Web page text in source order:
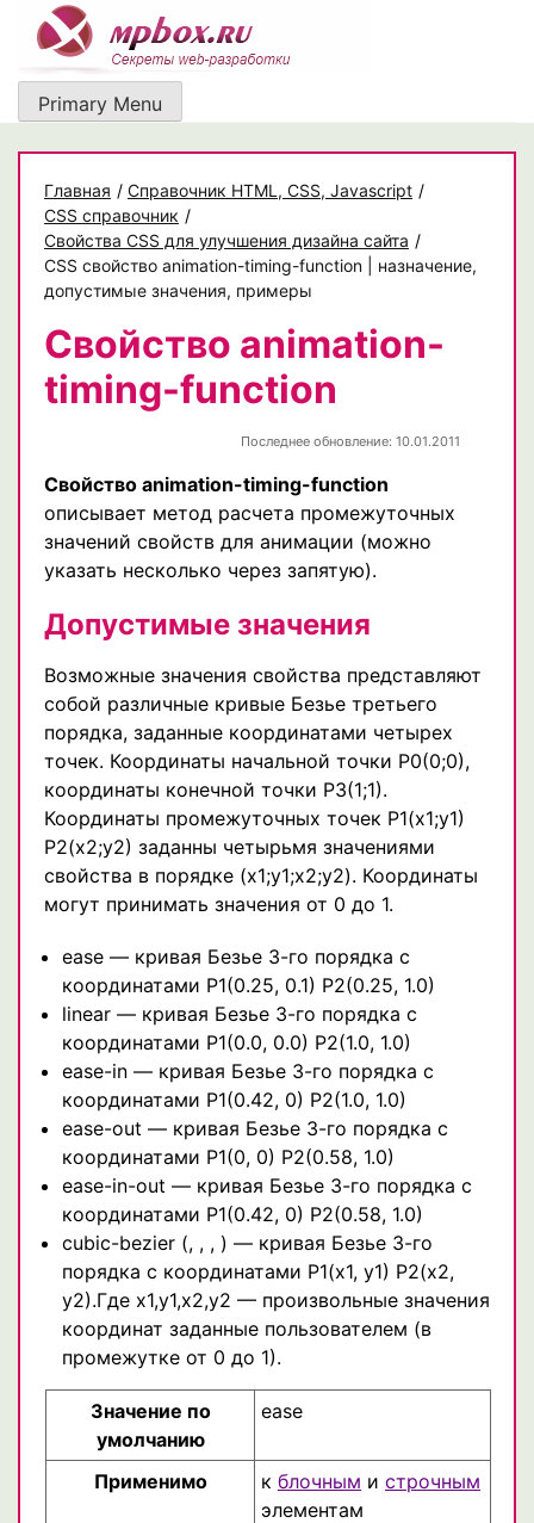
content
Primary Menu
Главная / Cправочник HTML, CSS, Javascript /
CSS справочник /
Свойства CSS для улучшения дизайна сайта /
CSS свойство animation-timing-function | назначение,
допустимые значения, примеры
Свойство animation-
timing-function
Последнее обновление: 10.01.2011
Свойство animation-timing-function
описывает метод расчета промежуточных
значений свойств для анимации (можно
указать несколько через запятую).
Допустимые значения
Возможные значения свойства представляют
собой различные кривые Безье третьего
порядка, заданные координатами четырех
точек. Координаты начальной точки P0(0;0),
координаты конечной точки P3(1;1).
Координаты промежуточных точек P1(x1;y1)
P2(x2;y2) заданны четырьмя значениями
свойства в порядке (x1;y1;x2;y2). Координаты
могут принимать значения от 0 до 1.
ease — кривая Безье 3-го порядка с
координатами P1(0.25, 0.1) P2(0.25, 1.0)
linear — кривая Безье 3-го порядка с
координатами P1(0.0, 0.0) P2(1.0, 1.0)
ease-in — кривая Безье 3-го порядка с
координатами P1(0.42, 0) P2(1.0, 1.0)
ease-out — кривая Безье 3-го порядка с
координатами P1(0, 0) P2(0.58, 1.0)
ease-in-out — кривая Безье 3-го порядка с
координатами P1(0.42, 0) P2(0.58, 1.0)
cubic-bezier (, , , ) — кривая Безье 3-го
порядка с координатами P1(x1, y1) P2(x2,
y2).Где x1,y1,x2,y2 — произвольные значения
координат заданные пользователем (в
промежутке от 0 до 1).
Значение по
умолчанию
ease
Применимо к блочным и строчным
элементам